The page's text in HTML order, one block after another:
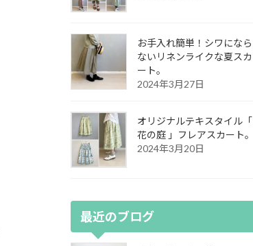
お手入れ簡単！シワになら
ないリネンライクな夏スカ
ート。
2024年3月27日
オリジナルテキスタイル「
花の庭 」フレアスカート。
2024年3月20日
最近のブログ